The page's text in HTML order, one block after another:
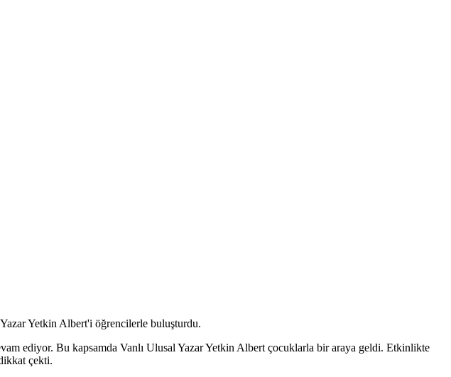
Yetkin Albert'i öğrencilerle buluşturdu.
ediyor. Bu kapsamda Vanlı Ulusal Yazar Yetkin Albert çocuklarla bir araya geldi. Etkinlikte
çekti.